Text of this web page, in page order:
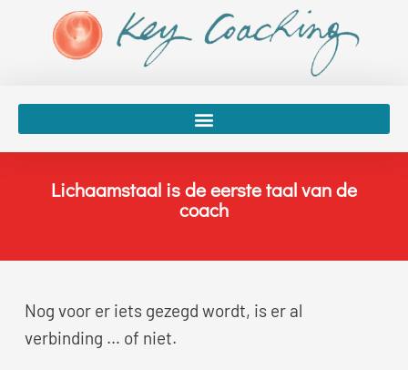
Lichaamstaal is de eerste taal van de
coach
Nog voor er iets gezegd wordt, is er al
verbinding … of niet.